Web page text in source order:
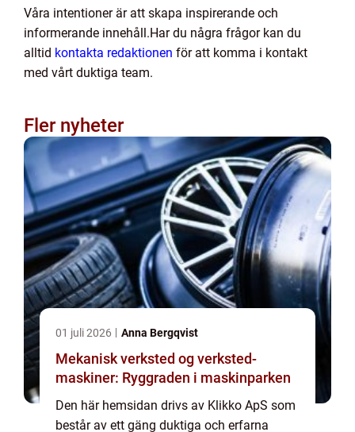
Våra intentioner är att skapa inspirerande och
informerande innehåll.Har du några frågor kan du
alltid kontakta redaktionen för att komma i kontakt
med vårt duktiga team.
Fler nyheter
01 juli 2026 Anna Bergqvist
Mekanisk verksted og verksted-
maskiner: Ryggraden i maskinparken
Den här hemsidan drivs av Klikko ApS som
består av ett gäng duktiga och erfarna